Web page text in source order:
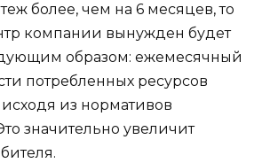
более, чем на 6 месяцев, то
компании вынужден будет
образом: ежемесячный
потребленных ресурсов
исходя из нормативов
значительно увеличит